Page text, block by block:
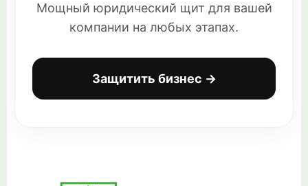
Мощный юридический щит для вашей
компании на любых этапах.
Защитить бизнес →